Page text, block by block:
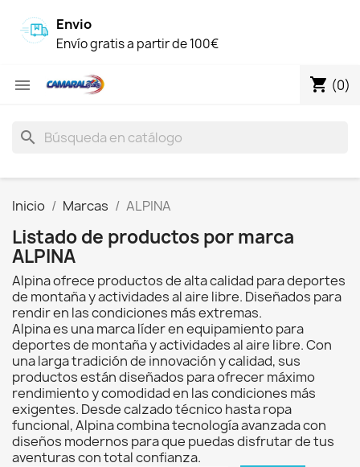
Envio
Envío gratis a partir de 100€
 shopping_cart (0)
search
Inicio Marcas ALPINA
Listado de productos por marca
ALPINA
Alpina ofrece productos de alta calidad para deportes
de montaña y actividades al aire libre. Diseñados para
rendir en las condiciones más extremas.
Alpina es una marca líder en equipamiento para
deportes de montaña y actividades al aire libre. Con
una larga tradición de innovación y calidad, sus
productos están diseñados para ofrecer máximo
rendimiento y comodidad en las condiciones más
exigentes. Desde calzado técnico hasta ropa
funcional, Alpina combina tecnología avanzada con
diseños modernos para que puedas disfrutar de tus
aventuras con total confianza.